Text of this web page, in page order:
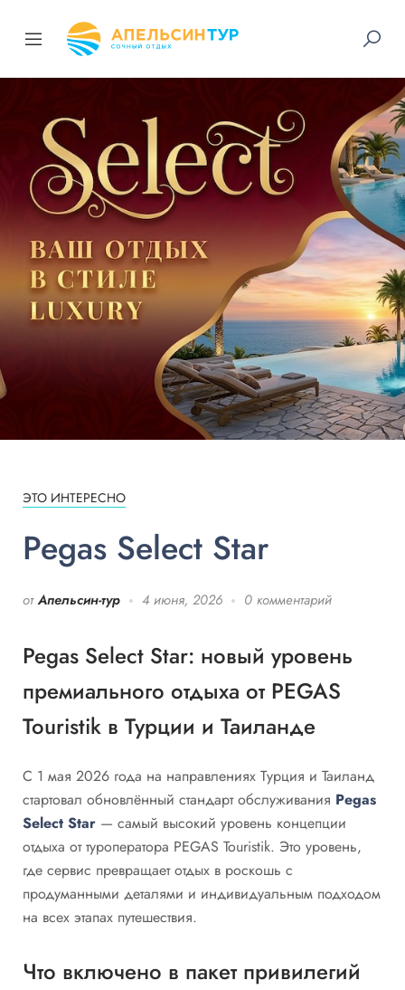
ЭТО ИНТЕРЕСНО
Pegas Select Star
от Апельсин-тур 4 июня, 2026 0 комментарий
Pegas Select Star: новый уровень
премиального отдыха от PEGAS
Touristik в Турции и Таиланде
С 1 мая 2026 года на направлениях Турция и Таиланд
стартовал обновлённый стандарт обслуживания Pegas
Select Star — самый высокий уровень концепции
отдыха от туроператора PEGAS Touristik. Это уровень,
где сервис превращает отдых в роскошь с
продуманными деталями и индивидуальным подходом
на всех этапах путешествия.
Что включено в пакет привилегий